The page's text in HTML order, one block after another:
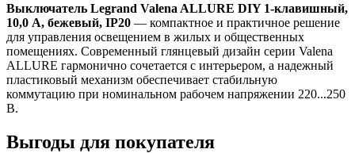
Выключатель Legrand Valena ALLURE DIY 1-клавишный,
10,0 А, бежевый, IP20 — компактное и практичное решение
для управления освещением в жилых и общественных
помещениях. Современный глянцевый дизайн серии Valena
ALLURE гармонично сочетается с интерьером, а надежный
пластиковый механизм обеспечивает стабильную
коммутацию при номинальном рабочем напряжении 220...250
В.
Выгоды для покупателя